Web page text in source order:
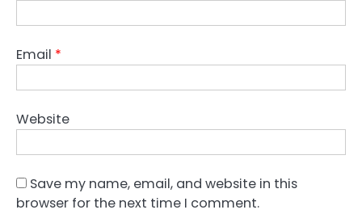
Email *
Website
Save my name, email, and website in this
browser for the next time I comment.